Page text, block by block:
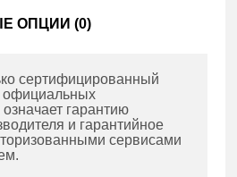
ОПЦИИ (0)
сертифицированный
официальных
гарантию
и гарантийное
сервисами